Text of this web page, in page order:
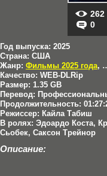
262
0
Год выпуска: 2025
Страна: США
Жанр: Фильмы 2025 года,
Качество: WEB-DLRip
Размер: 1.35 GB
Перевод:
Продолжительность:
Режиссер: Кайла Табиш
В ролях: Эдоардо Коста,
Сьобек, Саксон Трейнор
Описание: